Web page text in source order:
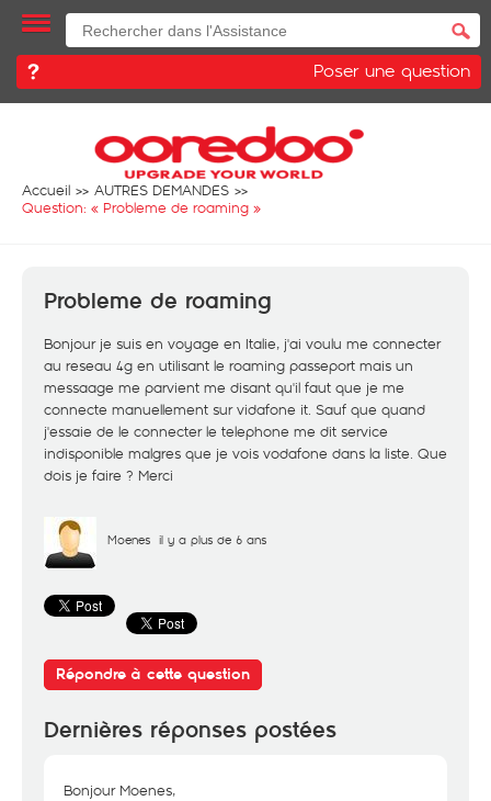
Poser une question
Accueil
AUTRES DEMANDES
Question: « Probleme de roaming »
Probleme de roaming
Bonjour je suis en voyage en Italie, j'ai voulu me connecter
au reseau 4g en utilisant le roaming passeport mais un
messaage me parvient me disant qu'il faut que je me
connecte manuellement sur vidafone it. Sauf que quand
j'essaie de le connecter le telephone me dit service
indisponible malgres que je vois vodafone dans la liste. Que
dois je faire ? Merci
Moenes il y a plus de 6 ans
Répondre à cette question
Dernières réponses postées
Bonjour Moenes,